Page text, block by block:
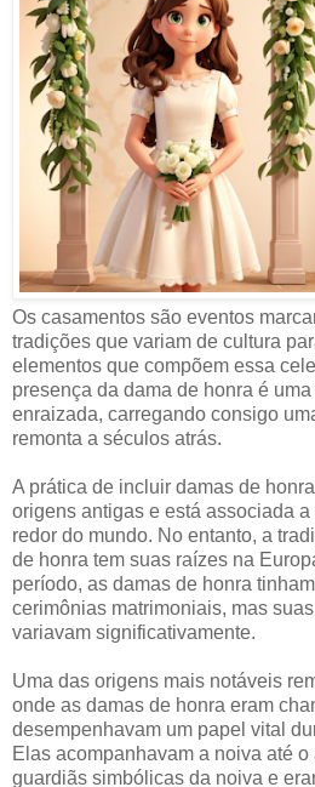
Os casamentos são eventos
tradições que variam de cultura
elementos que compõem essa
presença da dama de honra é
enraizada, carregando consigo
remonta a séculos atrás.
A prática de incluir damas de
origens antigas e está associada
redor do mundo. No entanto, a
de honra tem suas raízes na
período, as damas de honra
cerimônias matrimoniais, mas
variavam significativamente.
Uma das origens mais notáveis
onde as damas de honra eram
desempenhavam um papel vital
Elas acompanhavam a noiva até o
guardiãs simbólicas da noiva e